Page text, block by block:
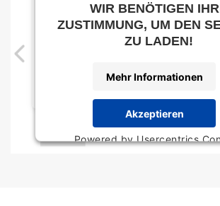
WIR BENÖTIGEN
ZUSTIMMUNG, UM DEN
ZU LADEN!
Mehr Informationen
Akzeptieren
Powered byUsercentrics